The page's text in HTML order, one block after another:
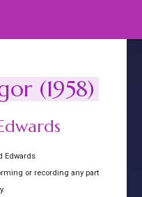
(1958)
Edwards
or recording any part